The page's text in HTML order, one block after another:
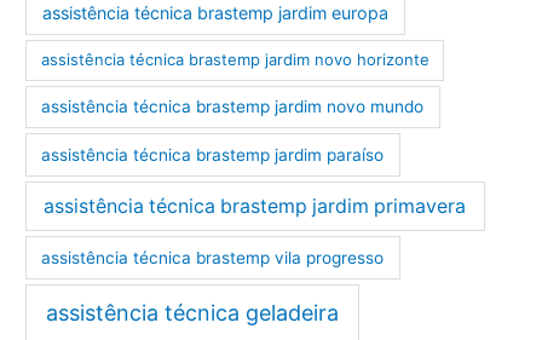
assistência técnica brastemp jardim europa
assistência técnica brastemp jardim novo horizonte
assistência técnica brastemp jardim novo mundo
assistência técnica brastemp jardim paraíso
assistência técnica brastemp jardim primavera
assistência técnica brastemp vila progresso
assistência técnica geladeira